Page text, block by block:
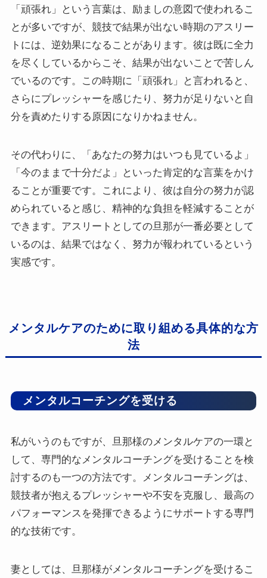
「頑張れ」という言葉は、励ましの意図で使われるこ
とが多いですが、競技で結果が出ない時期のアスリー
トには、逆効果になることがあります。彼は既に全力
を尽くしているからこそ、結果が出ないことで苦しん
でいるのです。この時期に「頑張れ」と言われると、
さらにプレッシャーを感じたり、努力が足りないと自
分を責めたりする原因になりかねません。
その代わりに、「あなたの努力はいつも見ているよ」
「今のままで十分だよ」といった肯定的な言葉をかけ
ることが重要です。これにより、彼は自分の努力が認
められていると感じ、精神的な負担を軽減することが
できます。アスリートとしての旦那が一番必要として
いるのは、結果ではなく、努力が報われているという
実感です。
メンタルケアのために取り組める具体的な方
法
メンタルコーチングを受ける
私がいうのもですが、旦那様のメンタルケアの一環と
して、専門的なメンタルコーチングを受けることを検
討するのも一つの方法です。メンタルコーチングは、
競技者が抱えるプレッシャーや不安を克服し、最高の
パフォーマンスを発揮できるようにサポートする専門
的な技術です。
妻としては、旦那様がメンタルコーチングを受けるこ